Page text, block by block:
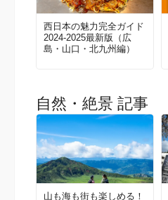
西日本の魅力完全ガイド
2024-2025最新版（広
島・山口・北九州編）
自然・絶景 記事
山も海も街も楽しめる！